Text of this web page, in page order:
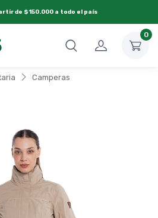
de $150.000 a todo el país
0
Camperas